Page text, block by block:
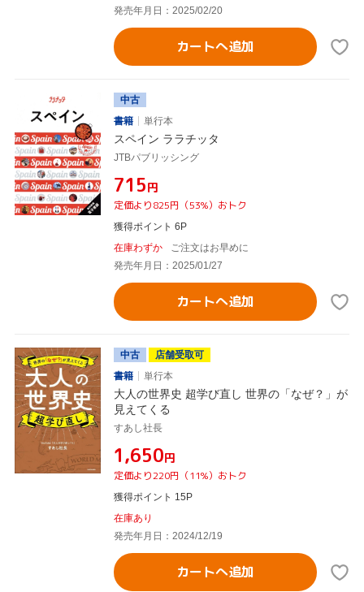
発売年月日：2025/02/20
カートへ追加
中古
書籍
単行本
スペイン ララチッタ
JTBパブリッシング
¥715円
定価より825円（53%）おトク
獲得ポイント 6P
在庫わずか
ご注文はお早めに
発売年月日：2025/01/27
カートへ追加
中古
店舗受取可
書籍
単行本
大人の世界史 超学び直し 世界の「なぜ？」が
見えてくる
すあし社長
¥1,650円
定価より220円（11%）おトク
獲得ポイント 15P
在庫あり
発売年月日：2024/12/19
カートへ追加